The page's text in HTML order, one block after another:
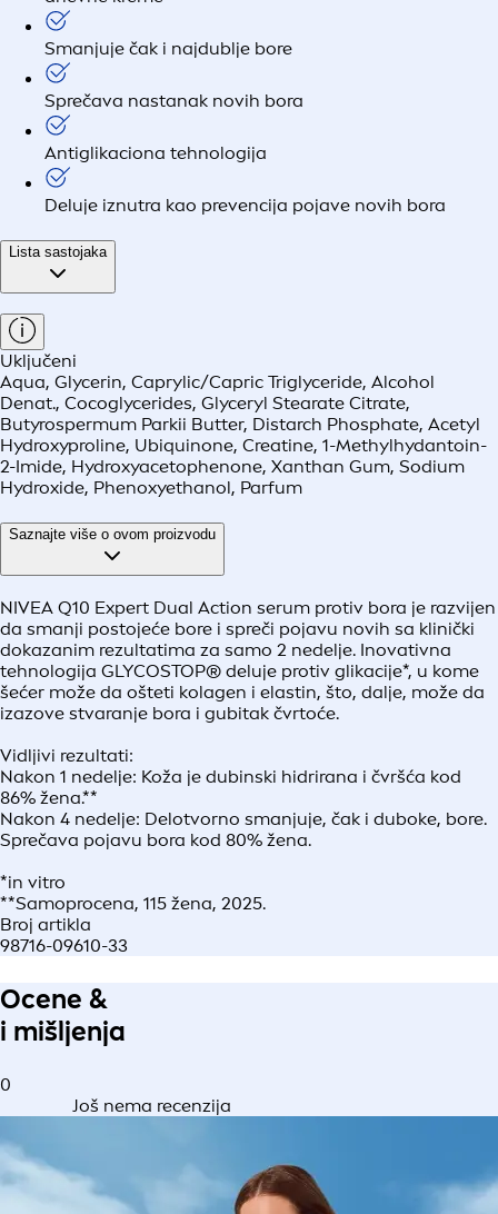
Smanjuje čak i najdublje bore
Sprečava nastanak novih bora
Antiglikaciona tehnologija
Deluje iznutra kao prevencija pojave novih bora
Lista sastojaka
Uključeni
Aqua, Glycerin, Caprylic/Capric Triglyceride, Alcohol
Denat., Cocoglycerides, Glyceryl Stearate Citrate,
Butyrospermum Parkii Butter, Distarch Phosphate, Acetyl
Hydroxyproline, Ubiquinone, Creatine, 1-Methylhydantoin-
2-Imide, Hydroxyacetophenone, Xanthan Gum, Sodium
Hydroxide, Phenoxyethanol, Parfum
Saznajte više o ovom proizvodu
NIVEA Q10 Expert Dual Action serum protiv bora je razvijen
da smanji postojeće bore i spreči pojavu novih sa klinički
dokazanim rezultatima za samo 2 nedelje. Inovativna
tehnologija GLYCOSTOP® deluje protiv glikacije*, u kome
šećer može da ošteti kolagen i elastin, što, dalje, može da
izazove stvaranje bora i gubitak čvrtoće.
Vidljivi rezultati:
Nakon 1 nedelje: Koža je dubinski hidrirana i čvršća kod
86% žena.**
Nakon 4 nedelje: Delotvorno smanjuje, čak i duboke, bore.
Sprečava pojavu bora kod 80% žena.
*in vitro
**Samoprocena, 115 žena, 2025.
Broj artikla
98716-09610-33
Ocene &
i mišljenja
0
Još nema recenzija